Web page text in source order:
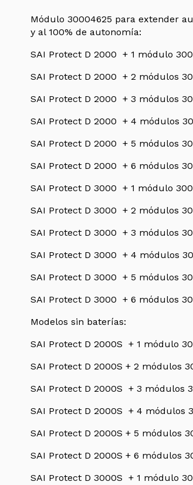
Módulo 30004625 para extender
y al 100% de autonomía:
SAI Protect D 2000 + 1 módulo
SAI Protect D 2000 + 2 módulos
SAI Protect D 2000 + 3 módulos
SAI Protect D 2000 + 4 módulos
SAI Protect D 2000 + 5 módulos
SAI Protect D 2000 + 6 módulos
SAI Protect D 3000 + 1 módulo
SAI Protect D 3000 + 2 módulos
SAI Protect D 3000 + 3 módulos
SAI Protect D 3000 + 4 módulos
SAI Protect D 3000 + 5 módulos
SAI Protect D 3000 + 6 módulos
Modelos sin baterías:
SAI Protect D 2000S + 1 módulo
SAI Protect D 2000S + 2 módulos
SAI Protect D 2000S + 3 módulos
SAI Protect D 2000S + 4 módulos
SAI Protect D 2000S + 5 módulos
SAI Protect D 2000S + 6 módulos
SAI Protect D 3000S + 1 módulo